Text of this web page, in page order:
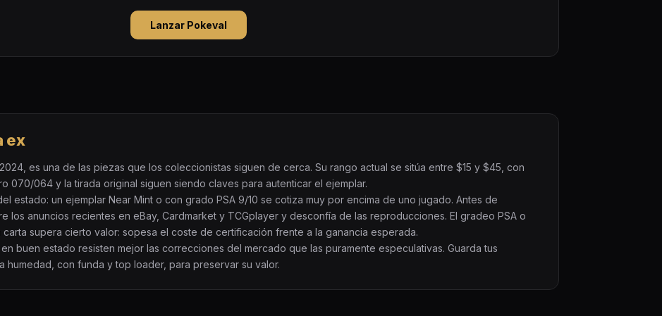
Lanzar Pokeval
ex
es una de las piezas que los coleccionistas siguen de cerca. Su rango actual se sitúa entre $15 y $45, con
070/064 y la tirada original siguen siendo claves para autenticar el ejemplar.
estado: un ejemplar Near Mint o con grado PSA 9/10 se cotiza muy por encima de uno jugado. Antes de
los anuncios recientes en eBay, Cardmarket y TCGplayer y desconfía de las reproducciones. El gradeo PSA o
supera cierto valor: sopesa el coste de certificación frente a la ganancia esperada.
buen estado resisten mejor las correcciones del mercado que las puramente especulativas. Guarda tus
humedad, con funda y top loader, para preservar su valor.